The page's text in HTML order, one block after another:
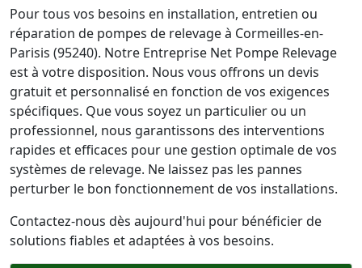
Pour tous vos besoins en installation, entretien ou
réparation de pompes de relevage à Cormeilles-en-
Parisis (95240). Notre Entreprise Net Pompe Relevage
est à votre disposition. Nous vous offrons un devis
gratuit et personnalisé en fonction de vos exigences
spécifiques. Que vous soyez un particulier ou un
professionnel, nous garantissons des interventions
rapides et efficaces pour une gestion optimale de vos
systèmes de relevage. Ne laissez pas les pannes
perturber le bon fonctionnement de vos installations.
Contactez-nous dès aujourd'hui pour bénéficier de
solutions fiables et adaptées à vos besoins.